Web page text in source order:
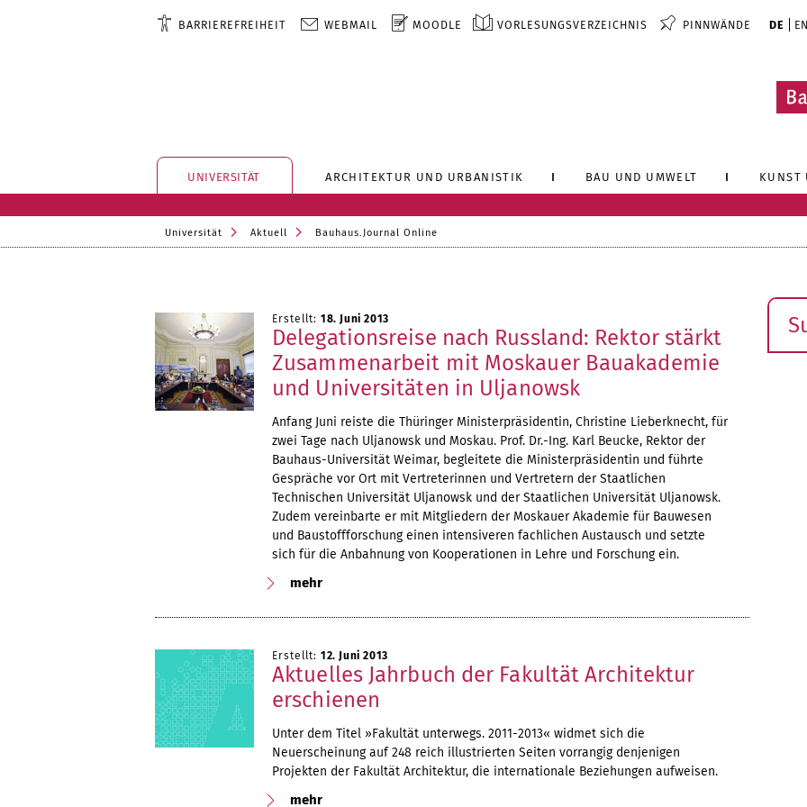
BARRIEREFREIHEIT WEBMAIL MOODLE VORLESUNGSVERZEICHNIS PINNWÄNDE DE EN
UNIVERSITÄT ARCHITEKTUR UND URBANISTIK BAU UND UMWELT KUNST
Universität Aktuell Bauhaus.Journal Online
Erstellt: 18. Juni 2013
Delegationsreise nach Russland: Rektor stärkt
Zusammenarbeit mit Moskauer Bauakademie
und Universitäten in Uljanowsk
Anfang Juni reiste die Thüringer Ministerpräsidentin, Christine Lieberknecht, für
zwei Tage nach Uljanowsk und Moskau. Prof. Dr.-Ing. Karl Beucke, Rektor der
Bauhaus-Universität Weimar, begleitete die Ministerpräsidentin und führte
Gespräche vor Ort mit Vertreterinnen und Vertretern der Staatlichen
Technischen Universität Uljanowsk und der Staatlichen Universität Uljanowsk.
Zudem vereinbarte er mit Mitgliedern der Moskauer Akademie für Bauwesen
und Baustoffforschung einen intensiveren fachlichen Austausch und setzte
sich für die Anbahnung von Kooperationen in Lehre und Forschung ein.
mehr
Erstellt: 12. Juni 2013
Aktuelles Jahrbuch der Fakultät Architektur
erschienen
Unter dem Titel »Fakultät unterwegs. 2011-2013« widmet sich die
Neuerscheinung auf 248 reich illustrierten Seiten vorrangig denjenigen
Projekten der Fakultät Architektur, die internationale Beziehungen aufweisen.
mehr
Suche